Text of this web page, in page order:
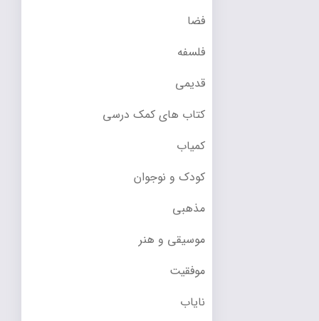
فضا
فلسفه
قدیمی
کتاب های کمک درسی
کمیاب
کودک و نوجوان
مذهبی
موسیقی و هنر
موفقیت
نایاب